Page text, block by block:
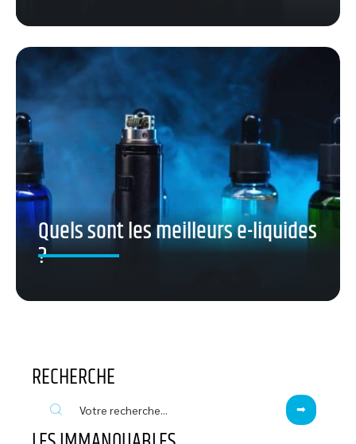
Quels sont les meilleurs e-liquides
?
RECHERCHE